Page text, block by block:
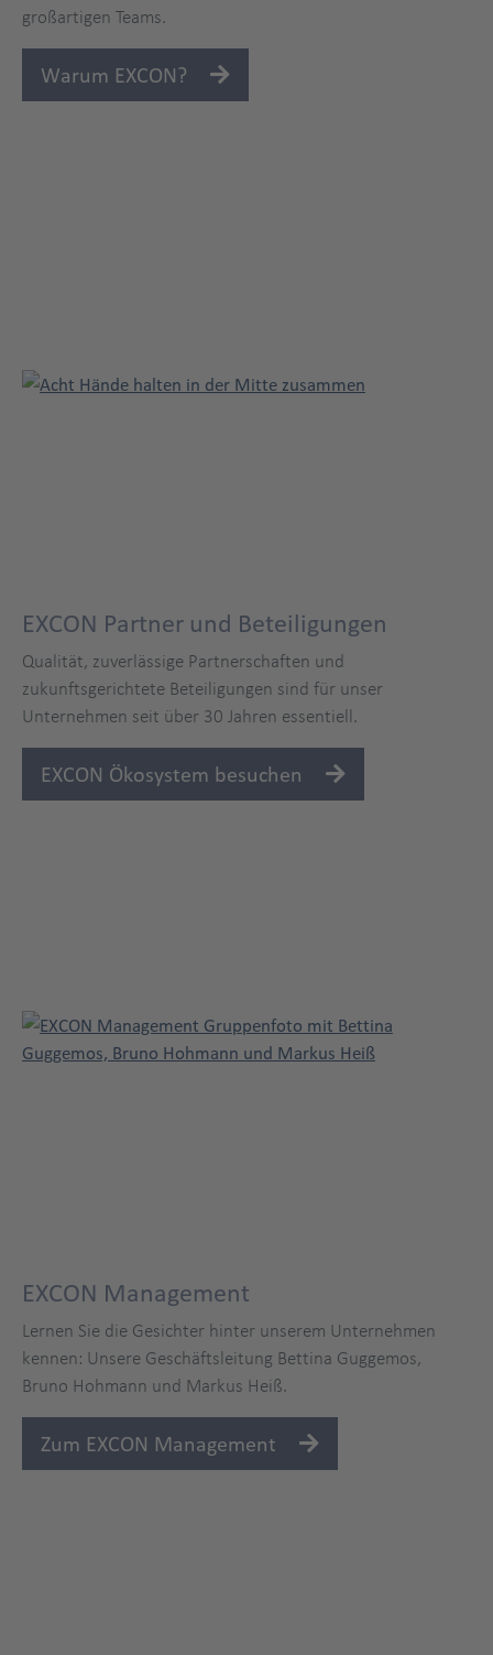
großartigen Teams.
Warum EXCON?
Partner
EXCON Partner und Beteiligungen
Qualität, zuverlässige Partnerschaften und
zukunftsgerichtete Beteiligungen sind für unser
Unternehmen seit über 30 Jahren essentiell.
EXCON Ökosystem besuchen
EXCON Management
Lernen Sie die Gesichter hinter unserem Unternehmen
kennen: Unsere Geschäftsleitung Bettina Guggemos,
Bruno Hohmann und Markus Heiß.
Zum EXCON Management